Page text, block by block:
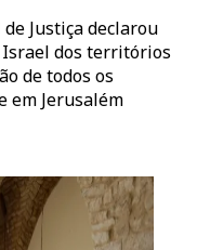
Justiça declarou
Israel dos territórios
de todos os
em Jerusalém